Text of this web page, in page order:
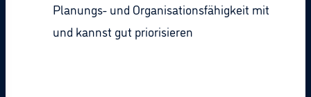
Planungs- und Organisationsfähigkeit mit
und kannst gut priorisieren